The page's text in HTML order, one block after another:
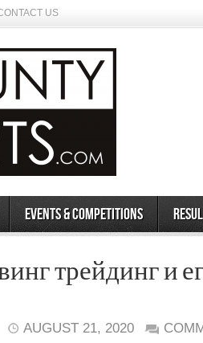
US
Events & Competitions
трейдинг и
AUGUST 21, 2020